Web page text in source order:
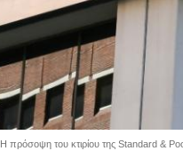
Η πρόσοψη του κτιρίου της Standard &